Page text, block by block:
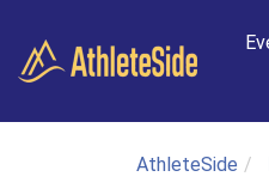
AthleteSide